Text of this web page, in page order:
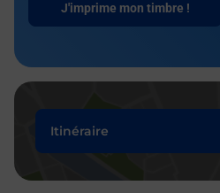
J'imprime mon timbre !
Itinéraire